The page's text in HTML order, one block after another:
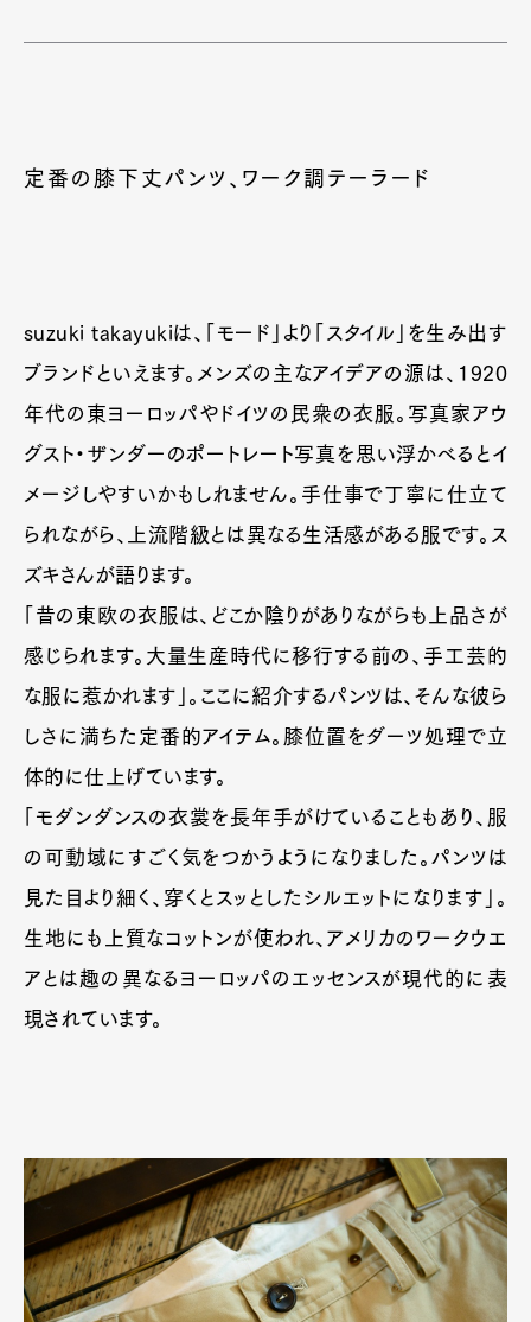
定番の膝下丈パンツ、ワーク調テーラード
suzuki takayukiは、「モード」より「スタイル」を生み出す
ブランドといえます。メンズの主なアイデアの源は、1920
年代の東ヨーロッパやドイツの民衆の衣服。写真家アウ
グスト・ザンダーのポートレート写真を思い浮かべるとイ
メージしやすいかもしれません。手仕事で丁寧に仕立て
られながら、上流階級とは異なる生活感がある服です。ス
ズキさんが語ります。
「昔の東欧の衣服は、どこか陰りがありながらも上品さが
感じられます。大量生産時代に移行する前の、手工芸的
な服に惹かれます」。ここに紹介するパンツは、そんな彼ら
しさに満ちた定番的アイテム。膝位置をダーツ処理で立
体的に仕上げています。
「モダンダンスの衣裳を長年手がけていることもあり、服
の可動域にすごく気をつかうようになりました。パンツは
見た目より細く、穿くとスッとしたシルエットになります」。
生地にも上質なコットンが使われ、アメリカのワークウエ
アとは趣の異なるヨーロッパのエッセンスが現代的に表
現されています。